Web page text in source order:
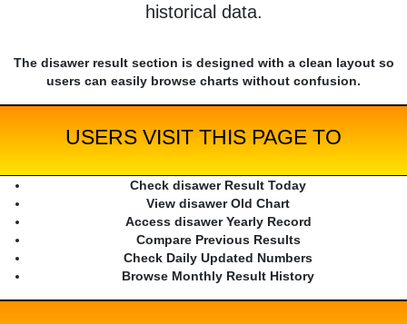
historical data.
The disawer result section is designed with a clean layout so
users can easily browse charts without confusion.
USERS VISIT THIS PAGE TO
Check disawer Result Today
View disawer Old Chart
Access disawer Yearly Record
Compare Previous Results
Check Daily Updated Numbers
Browse Monthly Result History